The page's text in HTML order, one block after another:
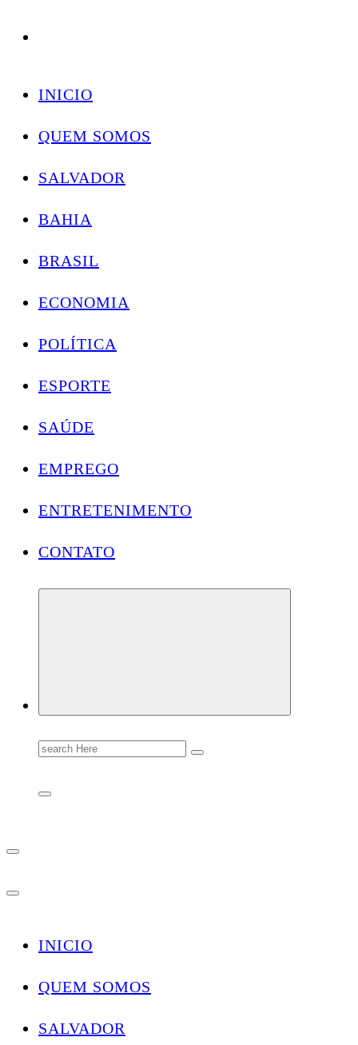
Skip
INICIO
QUEM SOMOS
SALVADOR
BAHIA
BRASIL
ECONOMIA
POLÍTICA
ESPORTE
SAÚDE
EMPREGO
ENTRETENIMENTO
CONTATO
Search
for:
INICIO
QUEM SOMOS
SALVADOR